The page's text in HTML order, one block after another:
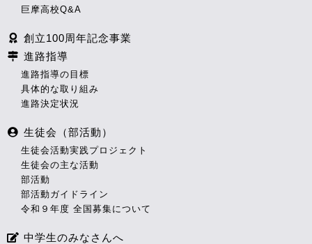
巨摩高校Q&A
創立100周年記念事業
進路指導
進路指導の目標
具体的な取り組み
進路決定状況
生徒会（部活動）
生徒会活動実践プロジェクト
生徒会の主な活動
部活動
部活動ガイドライン
令和９年度 全国募集について
中学生のみなさんへ